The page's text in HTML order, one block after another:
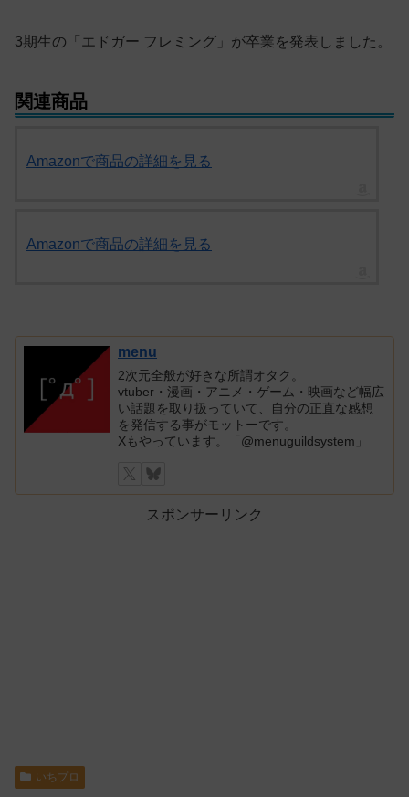
3期生の「エドガー フレミング」が卒業を発表しました。
関連商品
Amazonで商品の詳細を見る
Amazonで商品の詳細を見る
menu
2次元全般が好きな所謂オタク。
vtuber・漫画・アニメ・ゲーム・映画など幅広
い話題を取り扱っていて、自分の正直な感想
を発信する事がモットーです。
Xもやっています。「@menuguildsystem」
スポンサーリンク
いちプロ